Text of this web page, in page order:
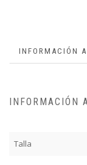
INFORMACIÓN
INFORMACIÓN
Talla